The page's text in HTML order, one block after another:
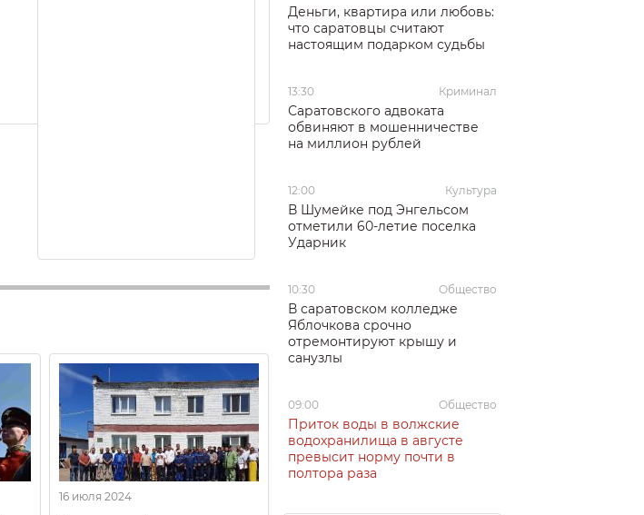
16 июля 2024
Деньги, квартира или любовь:
что саратовцы считают
настоящим подарком судьбы
13:30 Криминал
Саратовского адвоката
обвиняют в мошенничестве
на миллион рублей
12:00 Культура
В Шумейке под Энгельсом
отметили 60-летие поселка
Ударник
10:30 Общество
В саратовском колледже
Яблочкова срочно
отремонтируют крышу и
санузлы
09:00 Общество
Приток воды в волжские
водохранилища в августе
превысит норму почти в
полтора раза